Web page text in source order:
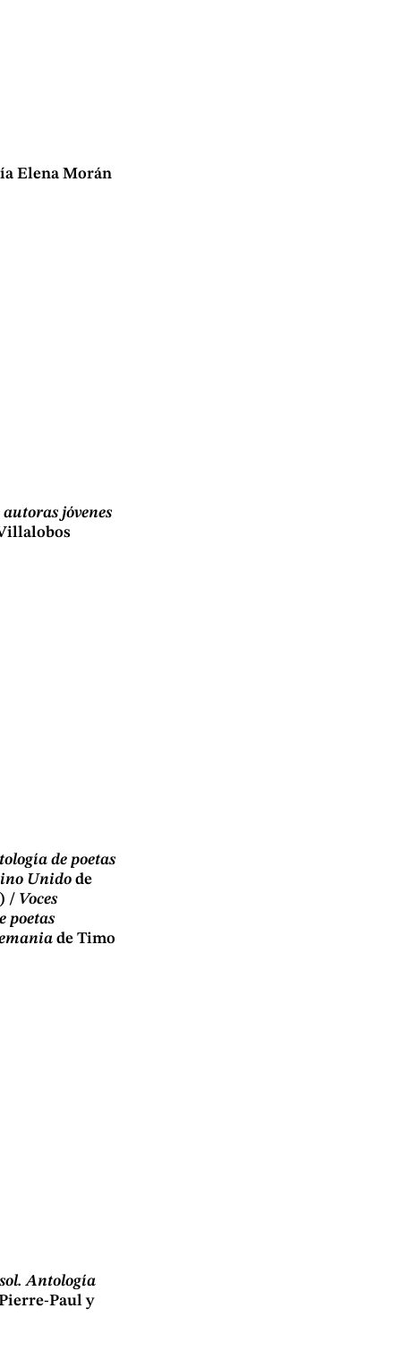
Elena Morán
jóvenes
de poetas
Unidode
/ Voces
poetas
de Timo
Antología
Paul y